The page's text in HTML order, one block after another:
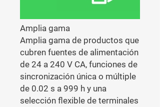
Amplia gama
Amplia gama de productos que
cubren fuentes de alimentación
de 24 a 240 V CA, funciones de
sincronización única o múltiple
de 0.02 s a 999 h y una
selección flexible de terminales